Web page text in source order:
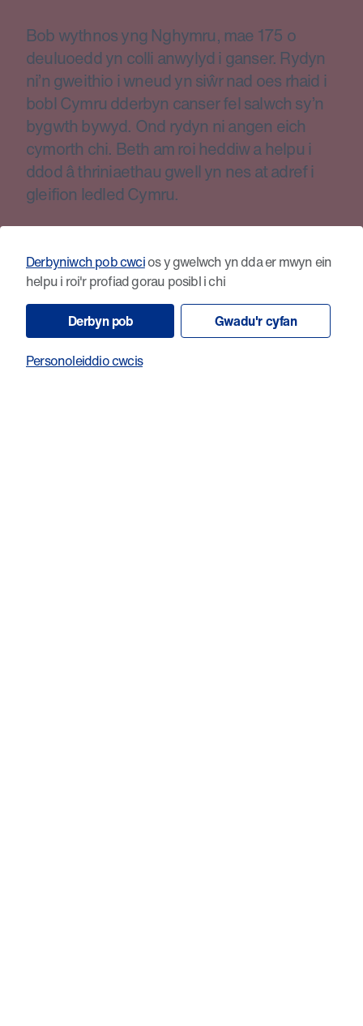
Derbyniwch pob cwcios y gwelwch yn dda er mwyn ein
helpu i roi'r profiad gorau posibl i chi
Derbyn pob Gwadu'r cyfan
Personoleiddio cwcis
Bob wythnos yng Nghymru, mae 175 o
deuluoedd yn colli anwylyd i ganser. Rydyn
ni’n gweithio i wneud yn siŵr nad oes rhaid i
bobl Cymru dderbyn canser fel salwch sy’n
bygwth bywyd. Ond rydyn ni angen eich
cymorth chi. Beth am roi heddiw a helpu i
ddod â thriniaethau gwell yn nes at adref i
gleifion ledled Cymru.
£8 £25 £50
Neu dewiswch eich swm eich hun i roi
£